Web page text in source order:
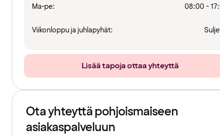
Ma-pe: 08:00 -
Viikonloppu ja juhlapyhät:
Lisää tapoja ottaa yhteyttä
Ota yhteyttä pohjoismaiseen
asiakaspalveluun